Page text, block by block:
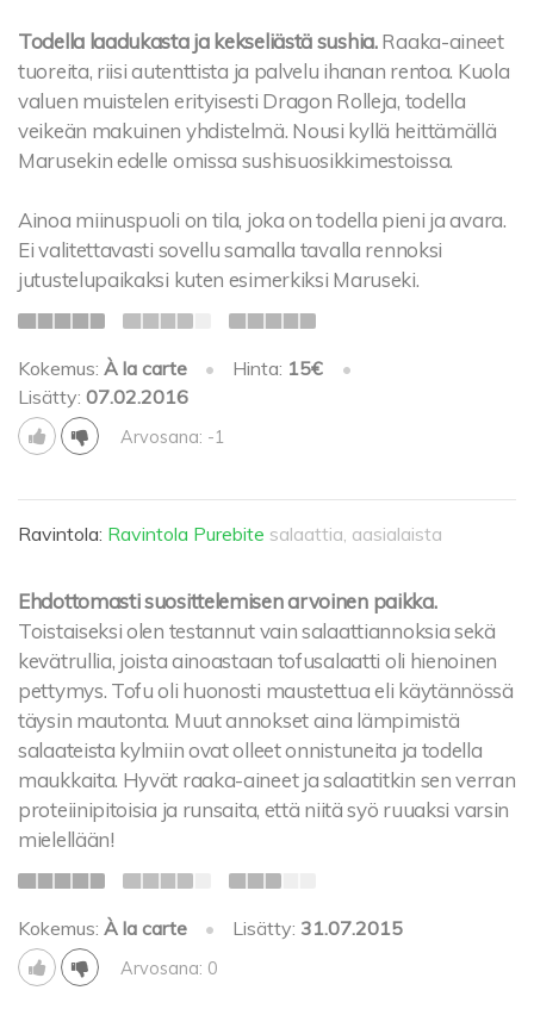
Todella laadukasta ja kekseliästä sushia. Raaka-aineet
tuoreita, riisi autenttista ja palvelu ihanan rentoa. Kuola
valuen muistelen erityisesti Dragon Rolleja, todella
veikeän makuinen yhdistelmä. Nousi kyllä heittämällä
Marusekin edelle omissa sushisuosikkimestoissa.
Ainoa miinuspuoli on tila, joka on todella pieni ja avara.
Ei valitettavasti sovellu samalla tavalla rennoksi
jutustelupaikaksi kuten esimerkiksi Maruseki.
Kokemus: À la carte • Hinta: 15€
•
Lisätty: 07.02.2016
Arvosana: -1
Ravintola: Ravintola Purebite salaattia, aasialaista
Ehdottomasti suosittelemisen arvoinen paikka.
Toistaiseksi olen testannut vain salaattiannoksia sekä
kevätrullia, joista ainoastaan tofusalaatti oli hienoinen
pettymys. Tofu oli huonosti maustettua eli käytännössä
täysin mautonta. Muut annokset aina lämpimistä
salaateista kylmiin ovat olleet onnistuneita ja todella
maukkaita. Hyvät raaka-aineet ja salaatitkin sen verran
proteiinipitoisia ja runsaita, että niitä syö ruuaksi varsin
mielellään!
Kokemus: À la carte • Lisätty: 31.07.2015
Arvosana: 0